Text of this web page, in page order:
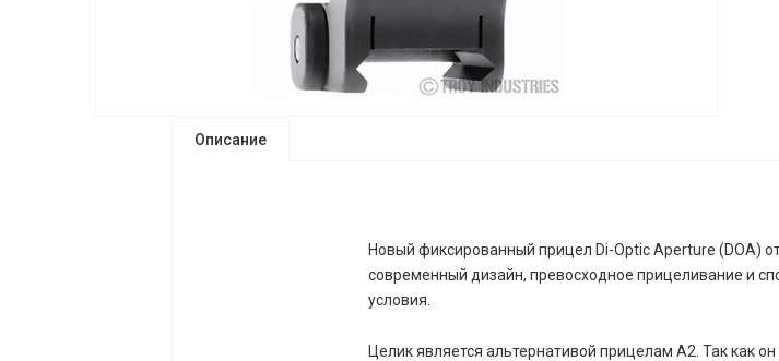
Описание
Новый фиксированный прицел Di-Optic Aperture (DOA)
современный дизайн, превосходное прицеливание и
условия.
Целик является альтернативой прицелам А2. Так как